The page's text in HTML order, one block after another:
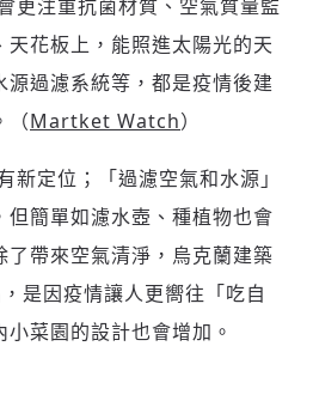
更注重抗菌材質、空氣質量監
花板上，能照進太陽光的天
源過濾系統等，都是疫情後建
（Martket Watch）
新定位；「過濾空氣和水源」
但簡單如濾水壺、種植物也會
了帶來空氣清淨，烏克蘭建築
是因疫情讓人更嚮往「吃自
菜園的設計也會增加。